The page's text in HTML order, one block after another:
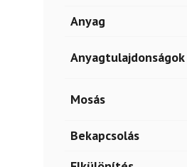
Anyag
Anyagtulajdonságok
Mosás
Bekapcsolás